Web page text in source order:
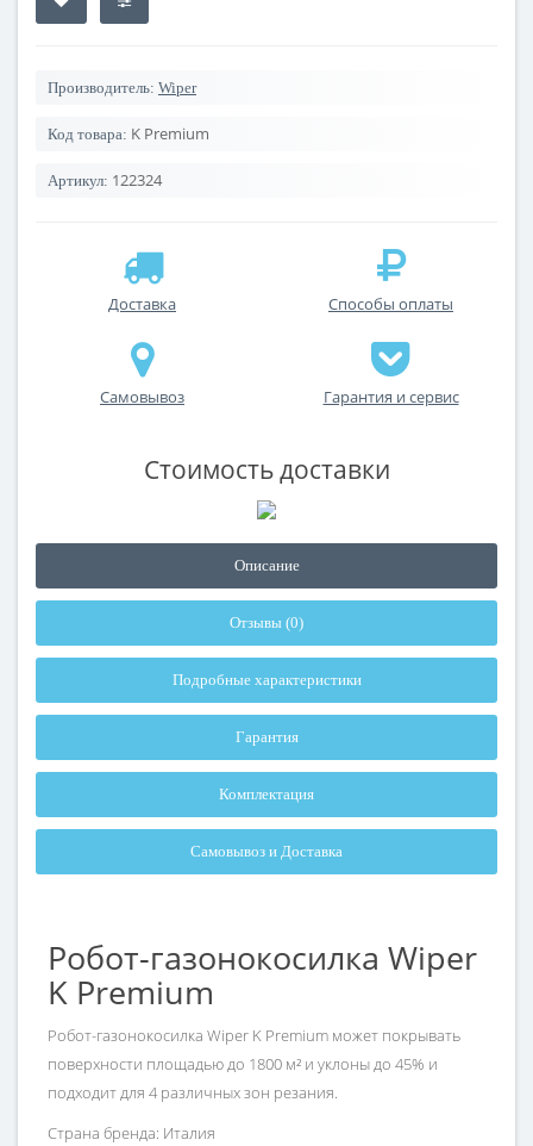
Производитель: Wiper
Код товара: K Premium
Артикул: 122324
Доставка Способы оплаты
Самовывоз Гарантия и сервис
Стоимость доставки
Описание
Отзывы (0)
Подробные характеристики
Гарантия
Комплектация
Самовывоз и Доставка
Робот-газонокосилка Wiper
K Premium
Робот-газонокосилка Wiper K Premium может покрывать
поверхности площадью до 1800 м² и уклоны до 45% и
подходит для 4 различных зон резания.
Страна бренда: Италия